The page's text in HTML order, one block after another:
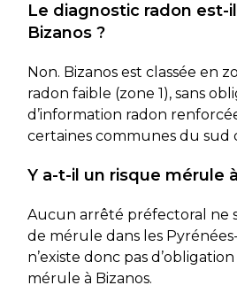
Le diagnostic radon est-
Bizanos ?
Non. Bizanos est classée en
radon faible (zone 1), sans
d’information radon
certaines communes du
Y a-t-il un risque mérule
Aucun arrêté préfectoral ne
de mérule dans les
n’existe donc pas
mérule à Bizanos.